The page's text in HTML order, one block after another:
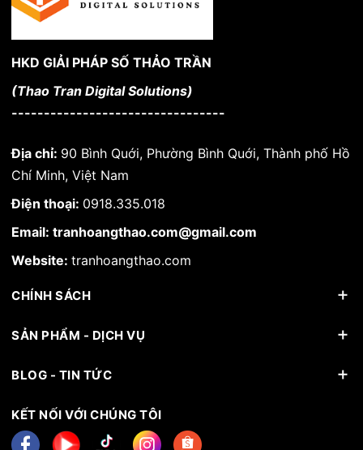
HKD GIẢI PHÁP SỐ THẢO TRẦN
(Thao Tran Digital Solutions)
---------------------------------
Địa chỉ: 90 Bình Quới, Phường Bình Quới, Thành phố Hồ
Chí Minh, Việt Nam
Điện thoại: 0918.335.018
Email: tranhoangthao.com@gmail.com
Website: tranhoangthao.com
CHÍNH SÁCH
SẢN PHẨM - DỊCH VỤ
BLOG - TIN TỨC
KẾT NỐI VỚI CHÚNG TÔI